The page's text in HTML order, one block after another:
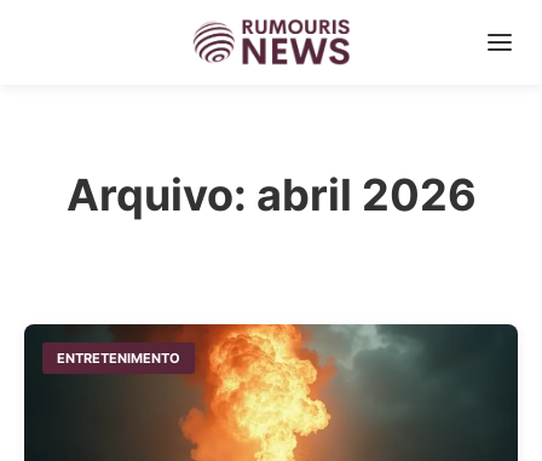
Arquivo: abril 2026
ENTRETENIMENTO